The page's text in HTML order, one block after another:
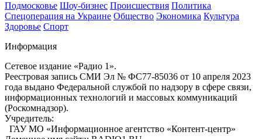
Подмосковье Шоу-бизнес Происшествия Политика
Спецоперация на Украине Общество Экономика Культура
Здоровье Спорт
Информация
Сетевое издание «Радио 1».
Реестровая запись СМИ Эл № ФС77-85036 от 10 апреля 2023
года выдано Федеральной службой по надзору в сфере связи,
информационных технологий и массовых коммуникаций
(Роскомнадзор).
Учредитель:
ГАУ МО «Информационное агентство «Контент-центр»